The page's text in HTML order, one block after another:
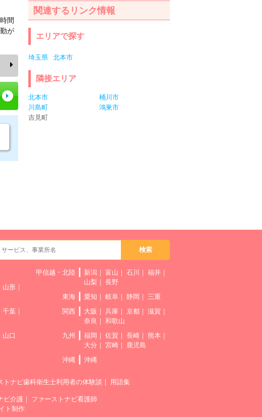
間
が
関連するリンク情報
エリアで探す
埼玉県 北本市
隣接エリア
北本市
桶川市
川島町
鴻巣市
吉見町
山形
千葉
山口
甲信越・北陸 新潟 富山 石川
福井
山梨
長野
東海
愛知 岐阜 静岡
三重
関西
大阪 兵庫 京都
滋賀
奈良
和歌山
九州
福岡 佐賀 長崎
熊本
大分
宮崎
鹿児島
沖縄
沖縄
トナビ歯科衛生士利用者の体験談 用語集
ビ介護
ファーストナビ看護師
ト制作